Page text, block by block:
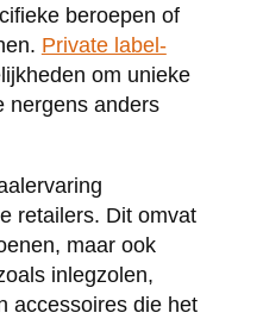
beroepen of
Private label-
om unieke
nergens anders
retailers. Dit omvat
maar ook
inlegzolen,
accessoires die het